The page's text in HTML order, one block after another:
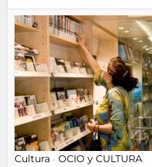
Cultura • OCIO y CULTURA